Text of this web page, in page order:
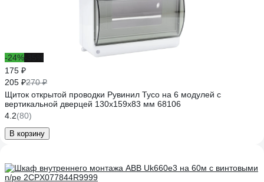
-24%
175 ₽
205 ₽270 ₽
Щиток открытой проводки Рувинил Тусо на 6 модулей с
вертикальной дверцей 130x159x83 мм 68106
4.2(80)
В корзину